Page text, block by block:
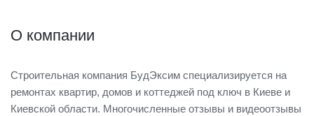
О компании
Строительная компания БудЭксим специализируется на
ремонтах квартир, домов и коттеджей под ключ в Киеве и
Киевской области. Многочисленные отзывы и видеоотзывы